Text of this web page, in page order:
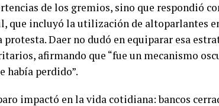
de los gremios, sino que respondió
que incluyó la utilización de altoparlantes
Daer no dudó en equiparar esa
afirmando que “fue un mecanismo
había perdido”.
impactó en la vida cotidiana: bancos